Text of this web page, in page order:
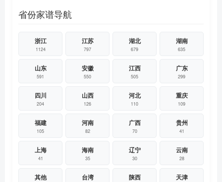
省份家谱导航
浙江
1124
江苏
797
湖北
679
湖南
635
山东
591
安徽
550
江西
505
广东
299
四川
204
山西
126
河北
110
重庆
109
福建
105
河南
82
广西
70
贵州
41
上海
41
海南
35
辽宁
30
云南
28
其他 台湾 陕西 天津